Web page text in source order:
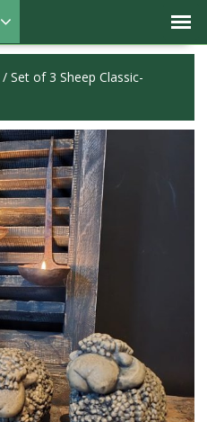
Set of 3 Sheep Classic-